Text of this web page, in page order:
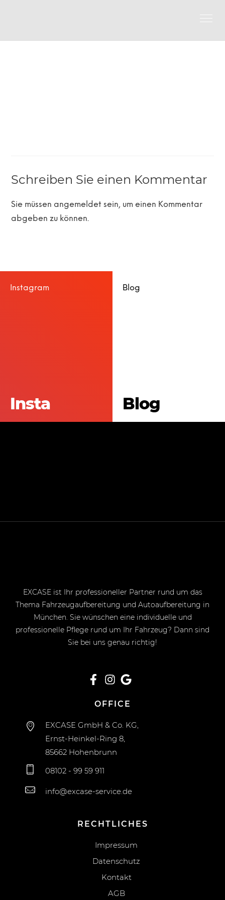
Schreiben Sie einen Kommentar
Sie müssen angemeldet sein, um einen Kommentar
abgeben zu können.
Instagram
Insta
Blog
Blog
EXCASE ist Ihr professioneller Partner rund um das
Thema Fahrzeugaufbereitung und Autoaufbereitung in
München. Sie wünschen eine individuelle und
professionelle Pflege rund um Ihr Fahrzeug? Dann sind
Sie bei uns genau richtig!
OFFICE
EXCASE GmbH & Co. KG,
Ernst-Heinkel-Ring 8,
85662 Hohenbrunn
08102 - 99 59 911
info@excase-service.de
RECHTLICHES
Impressum
Datenschutz
Kontakt
AGB